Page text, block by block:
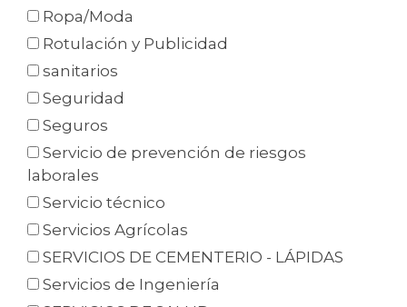
Ropa/Moda
Rotulación y Publicidad
sanitarios
Seguridad
Seguros
Servicio de prevención de riesgos
laborales
Servicio técnico
Servicios Agrícolas
SERVICIOS DE CEMENTERIO - LÁPIDAS
Servicios de Ingeniería